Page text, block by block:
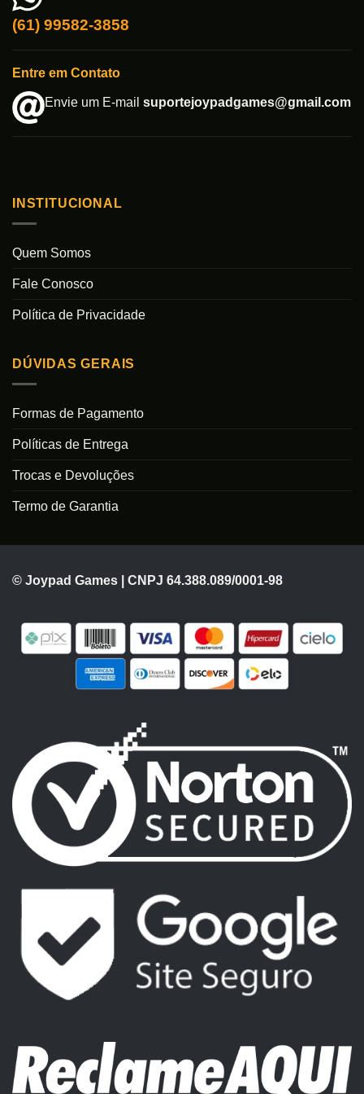
(61) 99582-3858
Entre em Contato
Envie um E-mail suportejoypadgames@gmail.com
INSTITUCIONAL
Quem Somos
Fale Conosco
Política de Privacidade
DÚVIDAS GERAIS
Formas de Pagamento
Políticas de Entrega
Trocas e Devoluções
Termo de Garantia
© Joypad Games | CNPJ 64.388.089/0001-98